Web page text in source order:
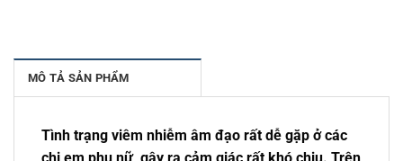
MÔ TẢ SẢN PHẨM
Tình trạng viêm nhiễm âm đạo rất dễ gặp ở các